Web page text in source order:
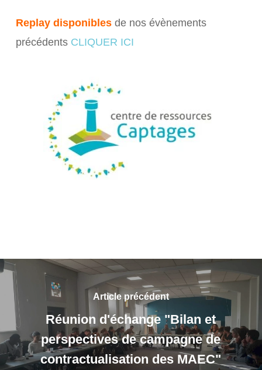
Replay disponiblesde nos évènements
précédents CLIQUER ICI
Article précédent
Réunion d'échange "Bilan et
perspectives de campagne de
contractualisation des MAEC"